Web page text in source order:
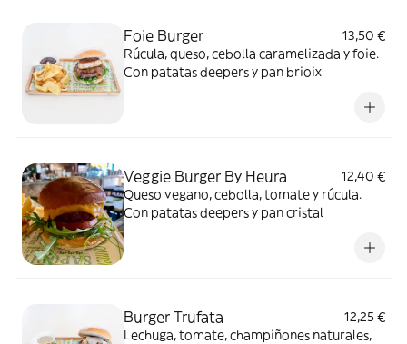
Foie Burger
13,50 €
Rúcula, queso, cebolla caramelizada y foie.
Con patatas deepers y pan brioix
Veggie Burger By Heura
12,40 €
Queso vegano, cebolla, tomate y rúcula.
Con patatas deepers y pan cristal
Burger Trufata
12,25 €
Lechuga, tomate, champiñones naturales,